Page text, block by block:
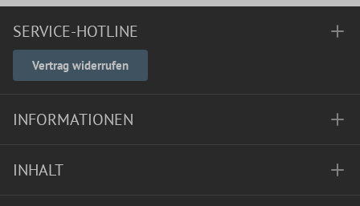
SERVICE-HOTLINE
Vertrag widerrufen
INFORMATIONEN
INHALT